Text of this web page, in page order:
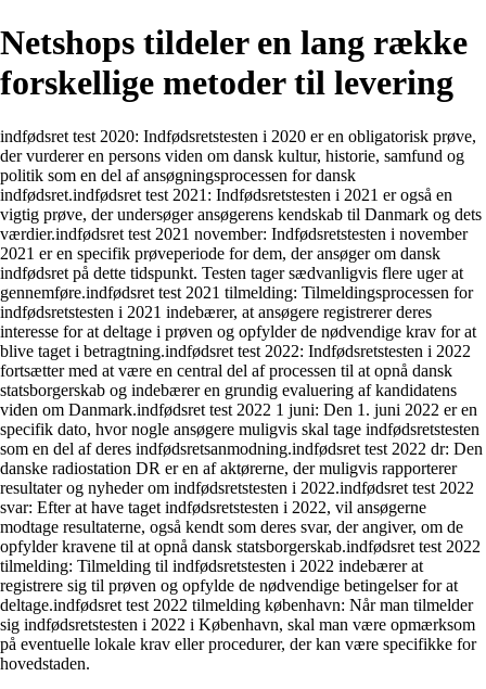
Netshops tildeler en lang række
forskellige metoder til levering
indfødsret test 2020: Indfødsretstesten i 2020 er en obligatorisk prøve,
der vurderer en persons viden om dansk kultur, historie, samfund og
politik som en del af ansøgningsprocessen for dansk
indfødsret.indfødsret test 2021: Indfødsretstesten i 2021 er også en
vigtig prøve, der undersøger ansøgerens kendskab til Danmark og dets
værdier.indfødsret test 2021 november: Indfødsretstesten i november
2021 er en specifik prøveperiode for dem, der ansøger om dansk
indfødsret på dette tidspunkt. Testen tager sædvanligvis flere uger at
gennemføre.indfødsret test 2021 tilmelding: Tilmeldingsprocessen for
indfødsretstesten i 2021 indebærer, at ansøgere registrerer deres
interesse for at deltage i prøven og opfylder de nødvendige krav for at
blive taget i betragtning.indfødsret test 2022: Indfødsretstesten i 2022
fortsætter med at være en central del af processen til at opnå dansk
statsborgerskab og indebærer en grundig evaluering af kandidatens
viden om Danmark.indfødsret test 2022 1 juni: Den 1. juni 2022 er en
specifik dato, hvor nogle ansøgere muligvis skal tage indfødsretstesten
som en del af deres indfødsretsanmodning.indfødsret test 2022 dr: Den
danske radiostation DR er en af aktørerne, der muligvis rapporterer
resultater og nyheder om indfødsretstesten i 2022.indfødsret test 2022
svar: Efter at have taget indfødsretstesten i 2022, vil ansøgerne
modtage resultaterne, også kendt som deres svar, der angiver, om de
opfylder kravene til at opnå dansk statsborgerskab.indfødsret test 2022
tilmelding: Tilmelding til indfødsretstesten i 2022 indebærer at
registrere sig til prøven og opfylde de nødvendige betingelser for at
deltage.indfødsret test 2022 tilmelding københavn: Når man tilmelder
sig indfødsretstesten i 2022 i København, skal man være opmærksom
på eventuelle lokale krav eller procedurer, der kan være specifikke for
hovedstaden.